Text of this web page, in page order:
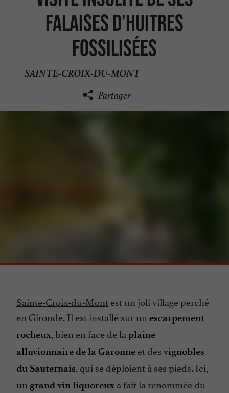
falaises d’huitres
fossilisées
SAINTE-CROIX-DU-MONT
Partager
Sainte-Croix-du-Montest un joli village perché
en Gironde. Il est installé sur un escarpement
rocheux, bien en face de la plaine
alluvionnaire de la Garonne et des vignobles
du Sauternais, qui se déploient à ses pieds. Ici,
un grand vin liquoreux a fait la renommée du